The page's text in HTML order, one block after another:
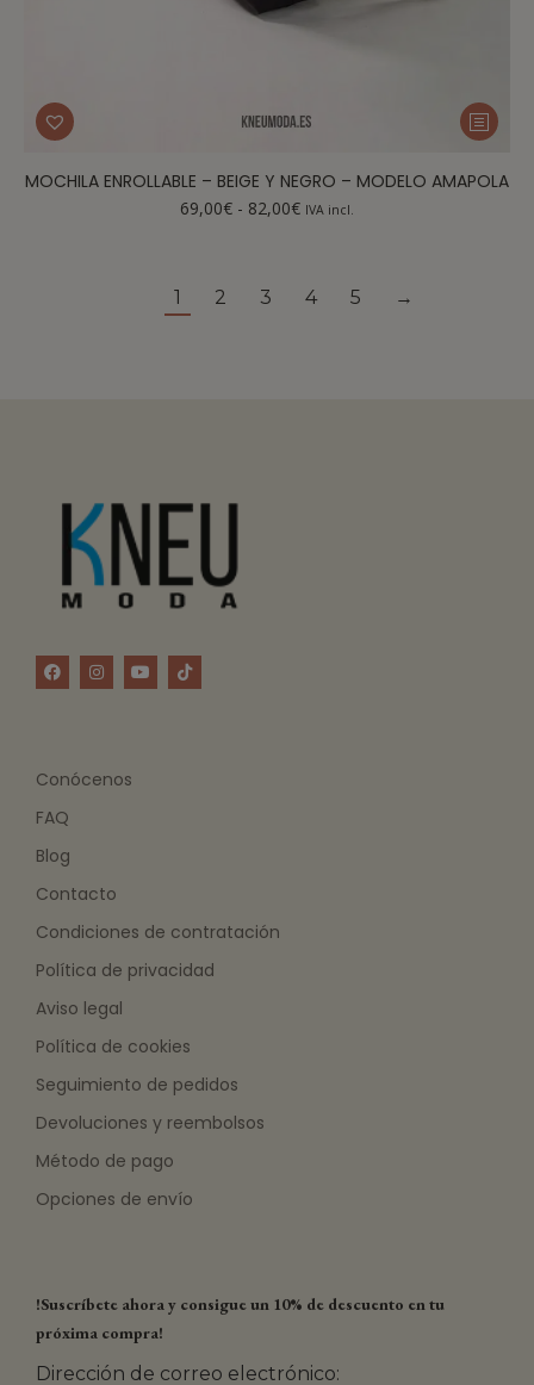
MOCHILA ENROLLABLE – BEIGE Y NEGRO – MODELO AMAPOLA
69,00€ - 82,00€ IVA incl.
1 2 3 4 5 →
Conócenos
FAQ
Blog
Contacto
Condiciones de contratación
Política de privacidad
Aviso legal
Política de cookies
Seguimiento de pedidos
Devoluciones y reembolsos
Método de pago
Opciones de envío
!Suscríbete ahora y consigue un 10% de descuento en tu
próxima compra!
Dirección de correo electrónico: